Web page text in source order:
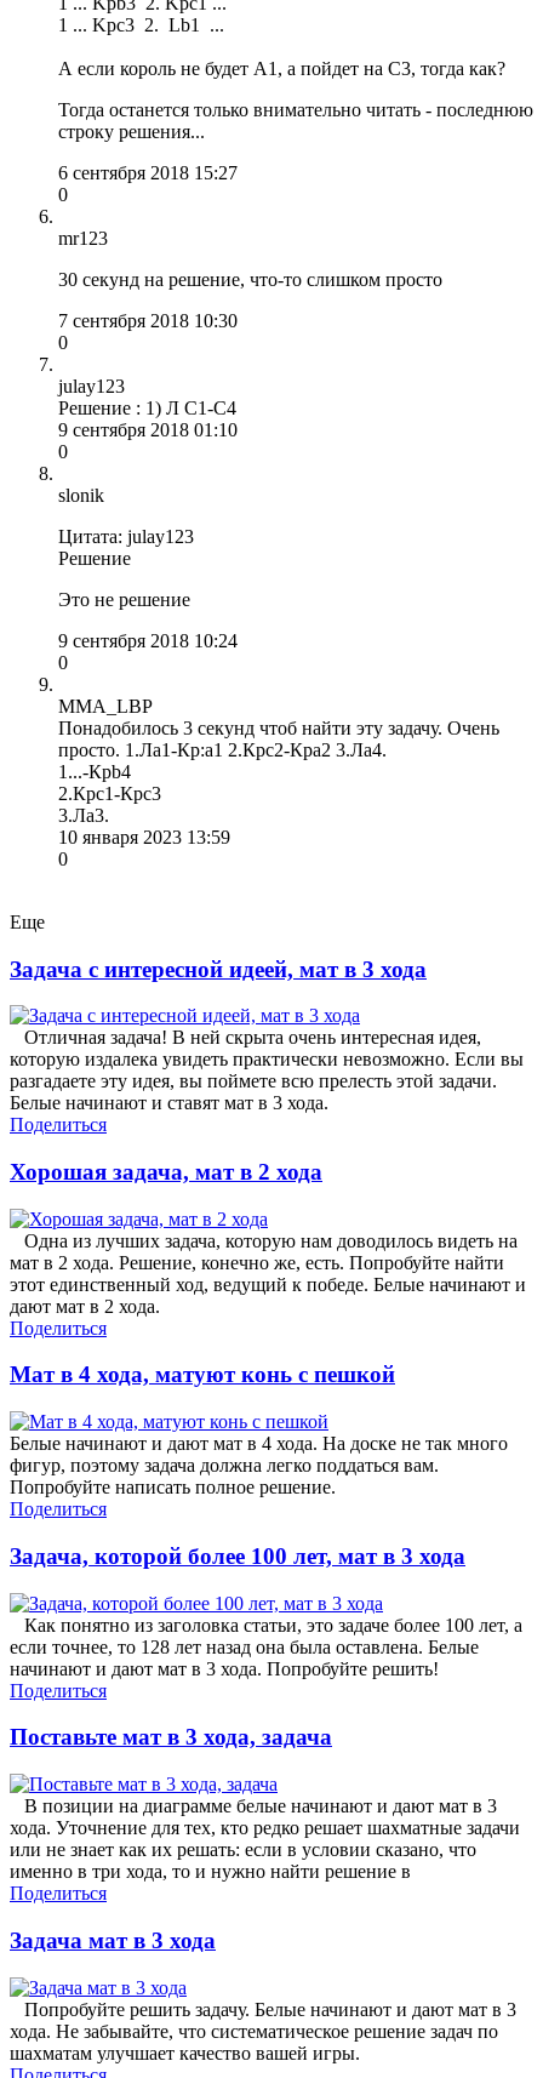
1 ... Kpc3 2. Lb1 ...
А если король не будет A1, а пойдет на С3, тогда как?
Тогда останется только внимательно читать - последнюю
строку решения...
6 сентября 2018 15:27
0
mr123
30 секунд на решение, что-то слишком просто
7 сентября 2018 10:30
0
julay123
Решение : 1) Л С1-С4
9 сентября 2018 01:10
0
slonik
Цитата: julay123
Решение
Это не решение
9 сентября 2018 10:24
0
MMA_LBP
Понадобилось 3 секунд чтоб найти эту задачу. Очень
просто. 1.Ла1-Кр:а1 2.Крс2-Кра2 3.Ла4.
1...-Крb4
2.Крс1-Крс3
3.Ла3.
10 января 2023 13:59
0
Еще
Задача с интересной идеей, мат в 3 хода
Отличная задача! В ней скрыта очень интересная идея,
которую издалека увидеть практически невозможно. Если вы
разгадаете эту идея, вы поймете всю прелесть этой задачи.
Белые начинают и ставят мат в 3 хода.
Поделиться
Хорошая задача, мат в 2 хода
Одна из лучших задача, которую нам доводилось видеть на
мат в 2 хода. Решение, конечно же, есть. Попробуйте найти
этот единственный ход, ведущий к победе. Белые начинают и
дают мат в 2 хода.
Поделиться
Мат в 4 хода, матуют конь с пешкой
Белые начинают и дают мат в 4 хода. На доске не так много
фигур, поэтому задача должна легко поддаться вам.
Попробуйте написать полное решение.
Поделиться
Задача, которой более 100 лет, мат в 3 хода
Как понятно из заголовка статьи, это задаче более 100 лет, а
если точнее, то 128 лет назад она была оставлена. Белые
начинают и дают мат в 3 хода. Попробуйте решить!
Поделиться
Поставьте мат в 3 хода, задача
В позиции на диаграмме белые начинают и дают мат в 3
хода. Уточнение для тех, кто редко решает шахматные задачи
или не знает как их решать: если в условии сказано, что
именно в три хода, то и нужно найти решение в
Поделиться
Задача мат в 3 хода
Попробуйте решить задачу. Белые начинают и дают мат в 3
хода. Не забывайте, что систематическое решение задач по
шахматам улучшает качество вашей игры.